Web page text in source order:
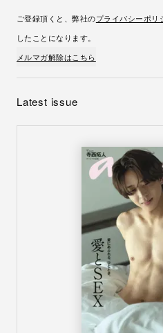
ご登録頂くと、弊社のプライバシーポリ
したことになります。
メルマガ解除はこちら
Latest issue